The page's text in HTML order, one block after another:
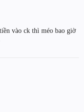
vào ck thì méo bao giờ